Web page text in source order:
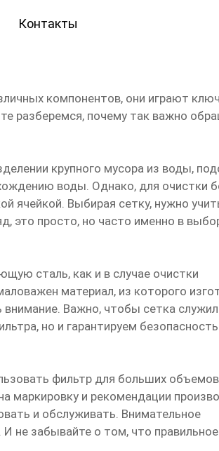
Контакты
компонентов, они играют
разберемся, почему так важно
крупного мусора из воды,
воды. Однако, для очистки
ячейкой. Выбирая сетку, нужно
это просто, но часто именно в
сталь, как и в случае очистки
материал, из которого
Важно, чтобы сетка
но и гарантируем безопасность
фильтр для больших
маркировку и рекомендации
и обслуживать. Внимательное
не забывайте о том, что правильное